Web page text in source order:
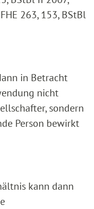
263, 153, BStBl
in Betracht
nicht
sondern
Person bewirkt
kann dann